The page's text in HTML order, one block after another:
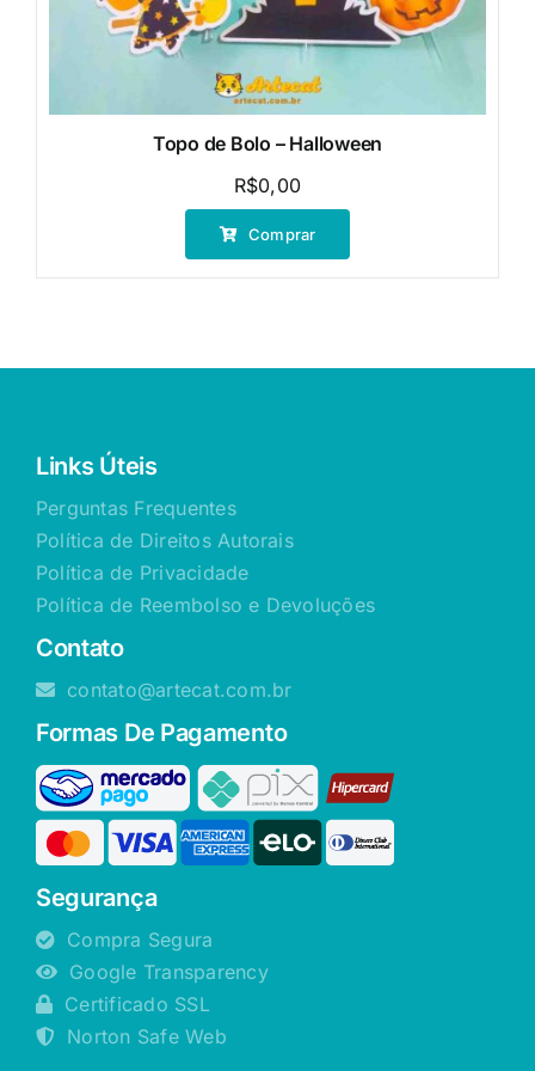
Topo de Bolo – Halloween
R$0,00
Comprar
Links Úteis
Perguntas Frequentes
Política de Direitos Autorais
Política de Privacidade
Política de Reembolso e Devoluções
Contato
contato@artecat.com.br
Formas De Pagamento
Segurança
Compra Segura
Google Transparency
Certificado SSL
Norton Safe Web